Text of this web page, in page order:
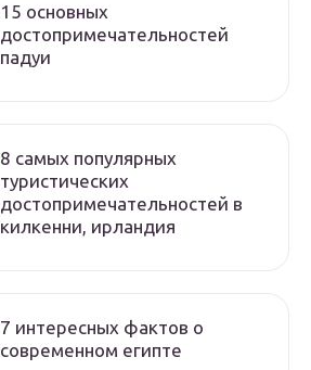
15 основных
достопримечательностей
падуи
8 самых популярных
туристических
достопримечательностей в
килкенни, ирландия
7 интересных фактов о
современном египте